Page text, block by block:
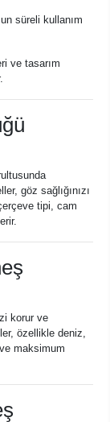
süreli kullanım
ve tasarım
göz sağlığınızı
tipi, cam
korur ve
özellikle deniz,
maksimum